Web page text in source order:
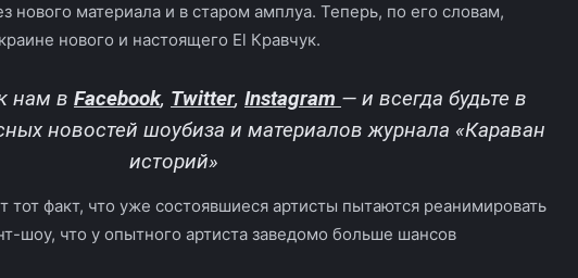
нового материала и в старом амплуа. Теперь, по его словам,
нового и настоящего El Кравчук.
нам в Facebook, Twitter, Instagram — и всегда будьте в
новостей шоубиза и материалов журнала «Караван
историй»
тот факт, что уже состоявшиеся артисты пытаются реанимировать
шоу, что у опытного артиста заведомо больше шансов